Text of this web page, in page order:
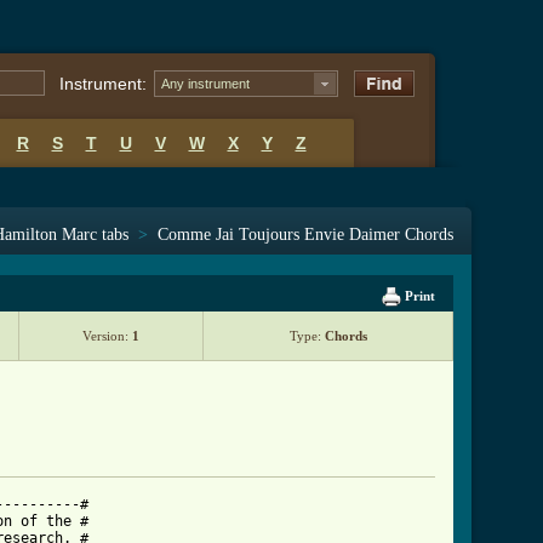
Instrument: Any instrument
R S T U V W X Y Z
Marc tabs > Comme Jai Toujours Envie Daimer Chords
Print
Version: 1 Type: Chords
#
of the #
#